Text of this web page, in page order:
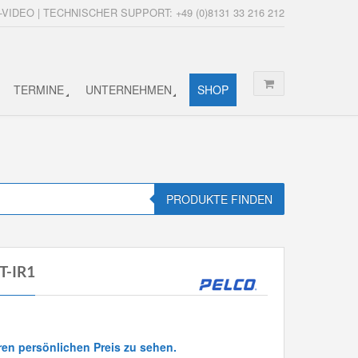
| TECHNISCHER SUPPORT: +49 (0)8131 33 216 212
TERMINE UNTERNEHMEN SHOP
PRODUKTE FINDEN
IR1
persönlichen Preis zu sehen.